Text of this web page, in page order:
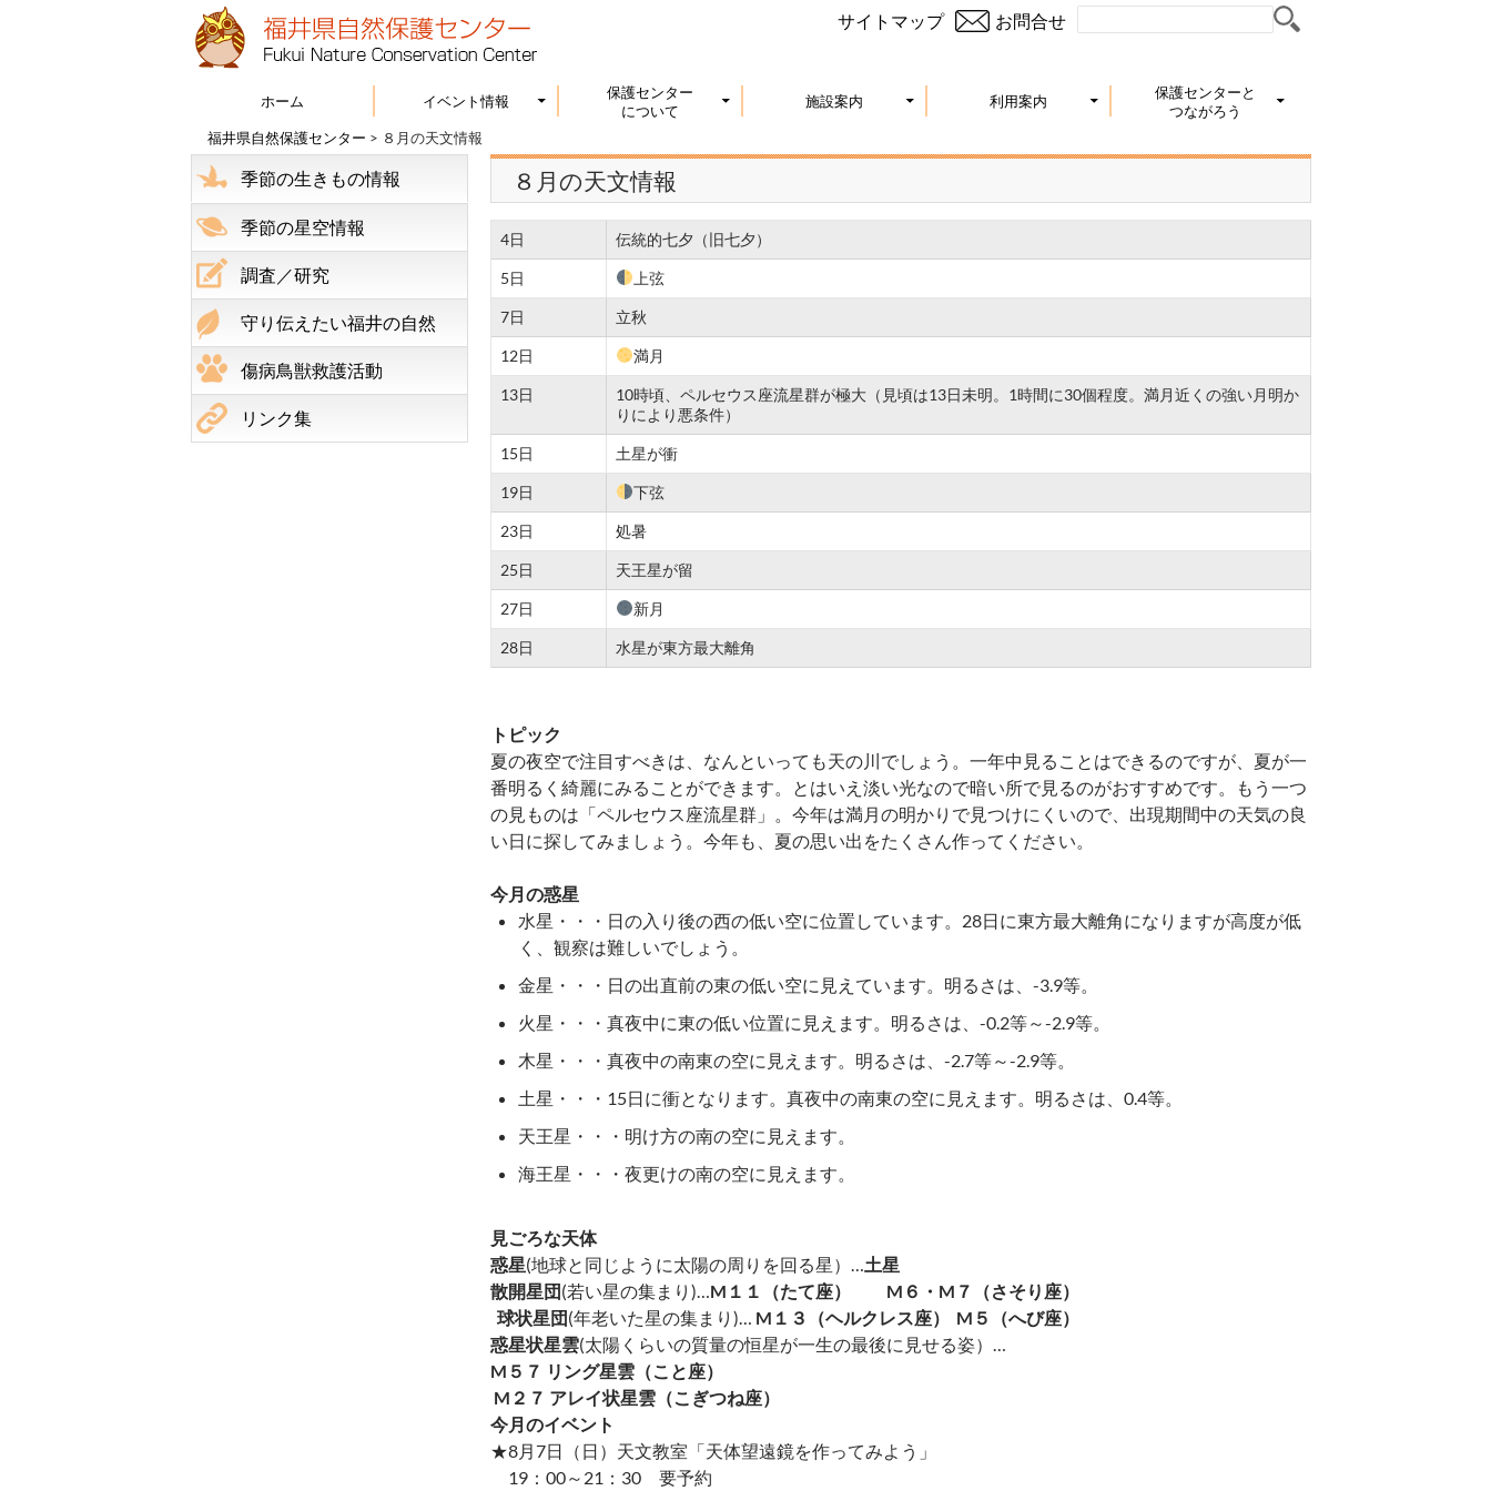
お問合せ
サイトマップ
ホーム イベント情報
保護センター
について
施設案内 利用案内
保護センターと
つながろう
福井県自然保護センター > ８月の天文情報
８月の天文情報
4日 伝統的七夕（旧七夕）
5日 上弦
7日 立秋
12日 満月
13日
10時頃、ペルセウス座流星群が極大（見頃は13日未明。1時間に30個程度。満月近くの強い月明か
りにより悪条件）
15日 土星が衝
19日 下弦
23日 処暑
25日 天王星が留
27日 新月
28日 水星が東方最大離角
トピック
夏の夜空で注目すべきは、なんといっても天の川でしょう。一年中見ることはできるのですが、夏が一
番明るく綺麗にみることができます。とはいえ淡い光なので暗い所で見るのがおすすめです。もう一つ
の見ものは「ペルセウス座流星群」。今年は満月の明かりで見つけにくいので、出現期間中の天気の良
い日に探してみましょう。今年も、夏の思い出をたくさん作ってください。
今月の惑星
水星・・・日の入り後の西の低い空に位置しています。28日に東方最大離角になりますが高度が低
く、観察は難しいでしょう。
金星・・・日の出直前の東の低い空に見えています。明るさは、-3.9等。
火星・・・真夜中に東の低い位置に見えます。明るさは、-0.2等～-2.9等。
木星・・・真夜中の南東の空に見えます。明るさは、-2.7等～-2.9等。
土星・・・15日に衝となります。真夜中の南東の空に見えます。明るさは、0.4等。
天王星・・・明け方の南の空に見えます。
海王星・・・夜更けの南の空に見えます。
見ごろな天体
惑星(地球と同じように太陽の周りを回る星）…土星
散開星団(若い星の集まり)…M １１（たて座） M６・M７（さそり座）
球状星団(年老いた星の集まり)… M １３（ヘルクレス座） M ５（へび座）
惑星状星雲(太陽くらいの質量の恒星が一生の最後に見せる姿）…
M ５７ リング星雲（こと座）
M ２７ アレイ状星雲（こぎつね座）
今月のイベント
★8月7日（日）天文教室「天体望遠鏡を作ってみよう」
19：00～21：30 要予約
季節の生きもの情報
季節の星空情報
調査／研究
守り伝えたい福井の自然
傷病鳥獣救護活動
リンク集